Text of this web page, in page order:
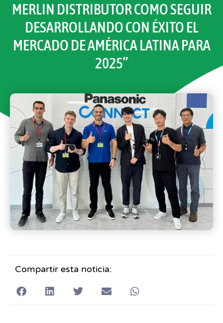
MERLIN DISTRIBUTOR COMO SEGUIR
DESARROLLANDO CON ÉXITO EL
MERCADO DE AMÉRICA LATINA PARA
2025”
Compartir esta noticia: